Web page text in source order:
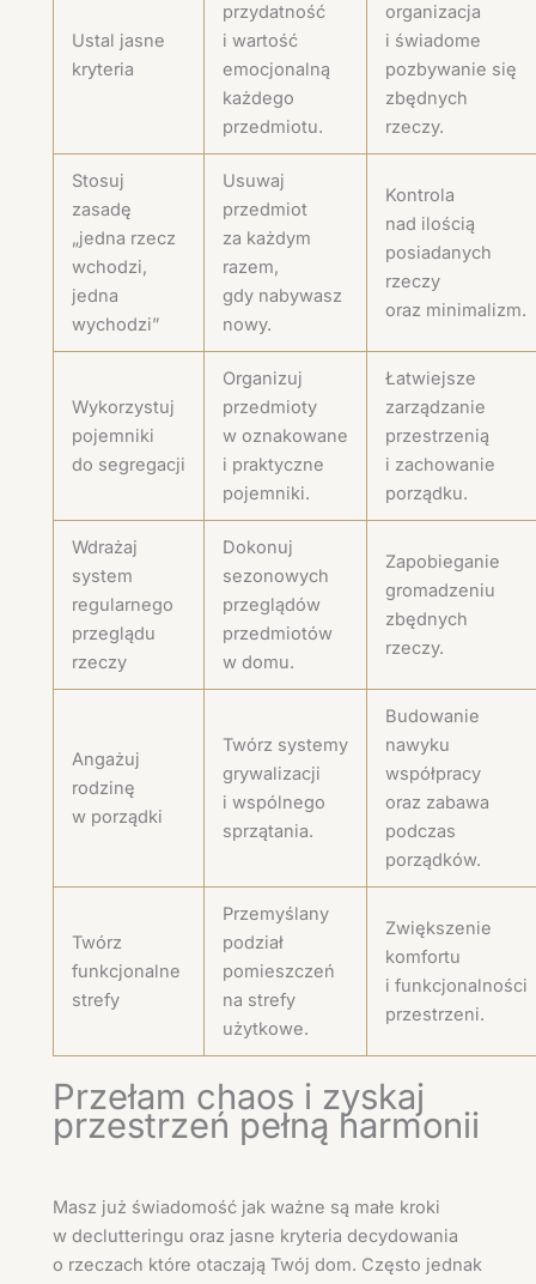
Ustal jasne
kryteria
przydatność
i wartość
emocjonalną
każdego
przedmiotu.
organizacja
i świadome
pozbywanie się
zbędnych
rzeczy.
Stosuj
zasadę
„jedna rzecz
wchodzi,
jedna
wychodzi”
Usuwaj
przedmiot
za każdym
razem,
gdy nabywasz
nowy.
Kontrola
nad ilością
posiadanych
rzeczy
oraz minimalizm.
Wykorzystuj
pojemniki
do segregacji
Organizuj
przedmioty
w oznakowane
i praktyczne
pojemniki.
Łatwiejsze
zarządzanie
przestrzenią
i zachowanie
porządku.
Wdrażaj
system
regularnego
przeglądu
rzeczy
Dokonuj
sezonowych
przeglądów
przedmiotów
w domu.
Zapobieganie
gromadzeniu
zbędnych
rzeczy.
Angażuj
rodzinę
w porządki
Twórz systemy
grywalizacji
i wspólnego
sprzątania.
Budowanie
nawyku
współpracy
oraz zabawa
podczas
porządków.
Twórz
funkcjonalne
strefy
Przemyślany
podział
pomieszczeń
na strefy
użytkowe.
Zwiększenie
komfortu
i funkcjonalności
przestrzeni.
Przełam chaos i zyskaj
przestrzeń pełną harmonii
Masz już świadomość jak ważne są małe kroki
w declutteringu oraz jasne kryteria decydowania
o rzeczach które otaczają Twój dom. Często jednak